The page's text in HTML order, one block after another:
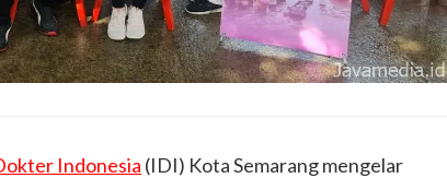
Indonesia (IDI) Kota Semarang mengelar